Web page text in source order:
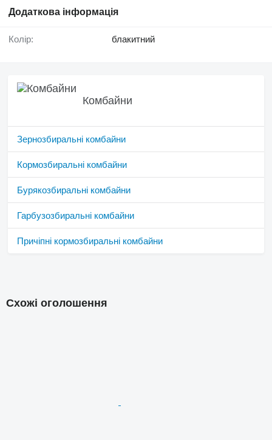
Додаткова інформація
Колір: блакитний
Комбайни
Зернозбиральні комбайни
Кормозбиральні комбайни
Бурякозбиральні комбайни
Гарбузозбиральні комбайни
Причіпні кормозбиральні комбайни
Схожі оголошення